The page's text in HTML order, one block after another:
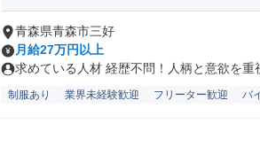
青森県青森市三好
月給27万円以上
求めている人材 経歴不問！人柄と意欲
制服あり 業界未経験歓迎 フリーター歓迎 バ